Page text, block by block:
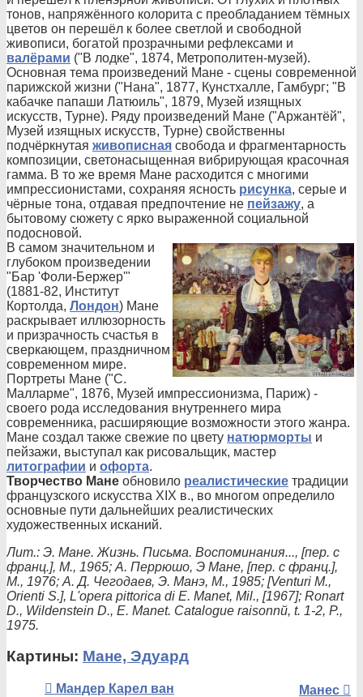
тонов, напряжённого колорита с преобладанием тёмных
цветов он перешёл к более светлой и свободной
живописи, богатой прозрачными рефлексами и
валёрами ("В лодке", 1874, Метрополитен-музей).
Основная тема произведений Мане - сцены современной
парижской жизни ("Нана", 1877, Кунстхалле, Гамбург; "В
кабачке папаши Латюиль", 1879, Музей изящных
искусств, Турне). Ряду произведений Мане ("Аржантёй",
Музей изящных искусств, Турне) свойственны
подчёркнутая живописная свобода и фрагментарность
композиции, светонасыщенная вибрирующая красочная
гамма. В то же время Мане расходится с многими
импрессионистами, сохраняя ясность рисунка, серые и
чёрные тона, отдавая предпочтение не пейзажу, а
бытовому сюжету с ярко выраженной социальной
подосновой.
В самом значительном и
глубоком произведении
"Бар 'Фоли-Бержер'"
(1881-82, Институт
Кортолда, Лондон) Мане
раскрывает иллюзорность
и призрачность счастья в
сверкающем, праздничном
современном мире.
Портреты Мане ("С.
Малларме", 1876, Музей импрессионизма, Париж) -
своего рода исследования внутреннего мира
современника, расширяющие возможности этого жанра.
Мане создал также свежие по цвету натюрморты и
пейзажи, выступал как рисовальщик, мастер
литографии и офорта.
Творчество Мане обновило реалистические традиции
французского искусства XIX в., во многом определило
основные пути дальнейших реалистических
художественных исканий.
Лит.: Э. Мане. Жизнь. Письма. Воспоминания..., [пер. с
франц.], М., 1965; А. Перрюшо, Э Мане, [пер. с франц.],
М., 1976; А. Д. Чегодаев, Э. Манэ, М., 1985; [Venturi M.,
Orienti S.], L'opera pittorica di E. Manet, Mil., [1967]; Ronart
D., Wildenstein D., E. Manet. Catalogue raisonnй, t. 1-2, P.,
1975.
Картины: Мане, Эдуард
Мандер Карел ван Манес